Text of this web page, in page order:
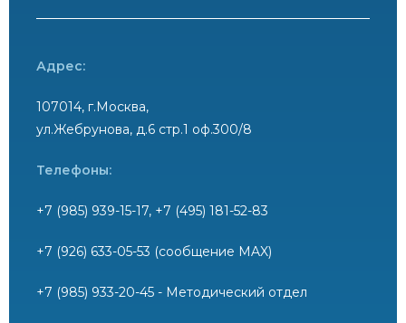
Адрес:
107014, г.Москва,
ул.Жебрунова, д.6 стр.1 оф.300/8
Телефоны:
+7 (985) 939-15-17, +7 (495) 181-52-83
+7 (926) 633-05-53 (сообщение MAX)
+7 (985) 933-20-45 - Методический отдел